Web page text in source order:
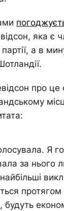
яка є
партії, а в
про це
Я
за нього
будуть